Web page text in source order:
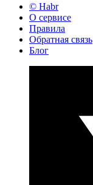
© Habr
О сервисе
Правила
Обратная связь
Блог